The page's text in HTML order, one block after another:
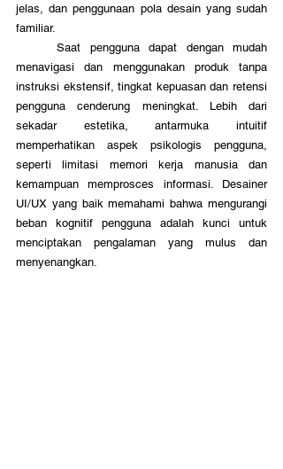
jelas, dan penggunaan pola desain yang sudah
familiar.
	Saat pengguna dapat dengan mudah
menavigasi dan menggunakan produk tanpa
instruksi ekstensif, tingkat kepuasan dan retensi
pengguna cenderung meningkat. Lebih dari
sekadar estetika, antarmuka intuitif
memperhatikan aspek psikologis pengguna,
seperti limitasi memori kerja manusia dan
kemampuan memprosces informasi. Desainer
UI/UX yang baik memahami bahwa mengurangi
beban kognitif pengguna adalah kunci untuk
menciptakan pengalaman yang mulus dan
menyenangkan.